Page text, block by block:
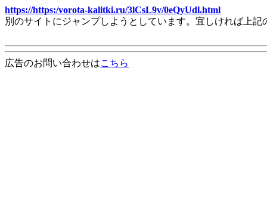
https://https:/vorota-kalitki.ru/3lCsL9v/0eQyUdl.html
別のサイトにジャンプしようとしています。宜しければ上
広告のお問い合わせはこちら